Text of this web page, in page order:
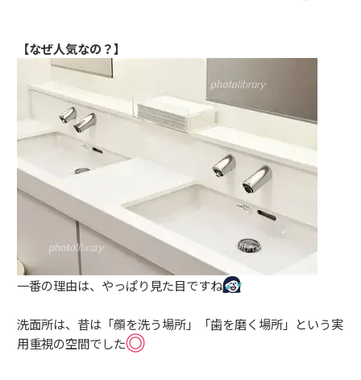
【なぜ人気なの？】
一番の理由は、やっぱり見た目ですね
洗面所は、昔は「顔を洗う場所」「歯を磨く場所」という実
用重視の空間でした